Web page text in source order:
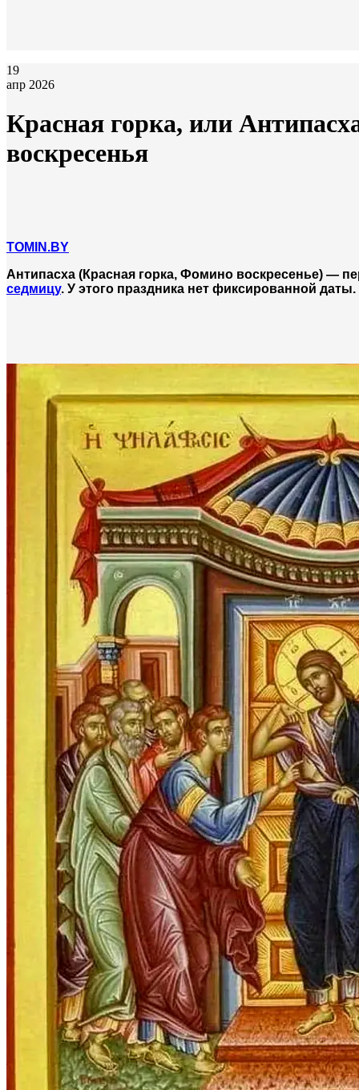
19
апр 2026
Красная горка, или
воскресенья
TOMIN.BY
Антипасха (Красная горка, Фомино воскресенье) —
седмицу. У этого праздника нет фиксированной